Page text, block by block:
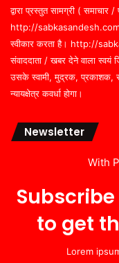
द्वारा प्रस्तुत सामग्री ( समाचार
http://sabkasandesh.com
स्वीकार करता है। http://
संवाददाता / खबर देने वाला
उसके स्वामी, मुद्रक, प्रकाशक,
न्यायक्षेत्र कवर्धा होगा।
Newsletter
With
to get
Lorem